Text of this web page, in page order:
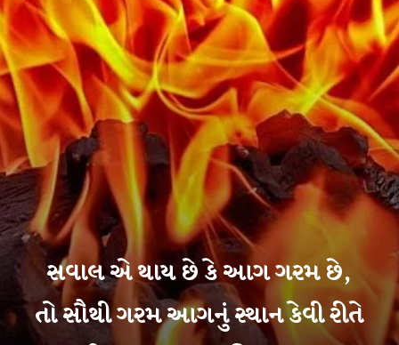
સવાલ એ થાય છે કે આગ ગરમ છે,
તો સૌથી ગરમ આગનું સ્થાન કેવી રીતે